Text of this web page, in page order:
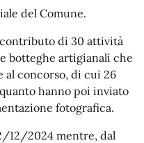
del Comune.
contributo di 30 attività
botteghe artigianali che
concorso, di cui 26
hanno poi inviato
fotografica.
12/2024 mentre, dal